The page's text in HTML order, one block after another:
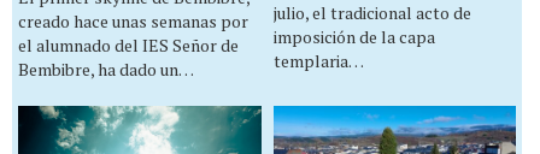
creado hace unas semanas por
el alumnado del IES Señor de
Bembibre, ha dado un…
julio, el tradicional acto de
imposición de la capa
templaria…